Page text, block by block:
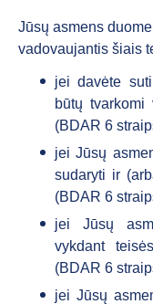
Jūsų asmens
vadovaujantis šiais
jei davėte
būtų
(BDAR 6
jei Jūsų
sudaryti ir
(BDAR 6
jei Jūsų
vykdant
(BDAR 6
jei Jūsų